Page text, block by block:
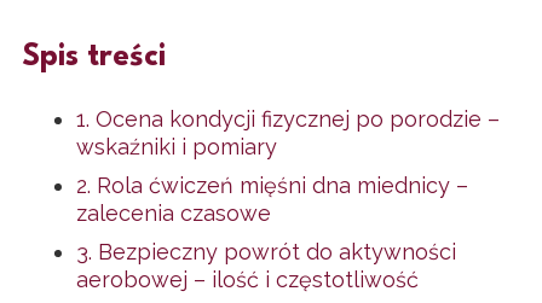
Spis treści
1. Ocena kondycji fizycznej po porodzie –
wskaźniki i pomiary
2. Rola ćwiczeń mięśni dna miednicy –
zalecenia czasowe
3. Bezpieczny powrót do aktywności
aerobowej – ilość i częstotliwość